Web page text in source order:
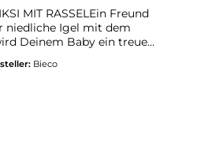
MIT RASSELEin Freund
niedliche Igel mit dem
Deinem Baby ein treuer
Strukturen animieren
Bieco